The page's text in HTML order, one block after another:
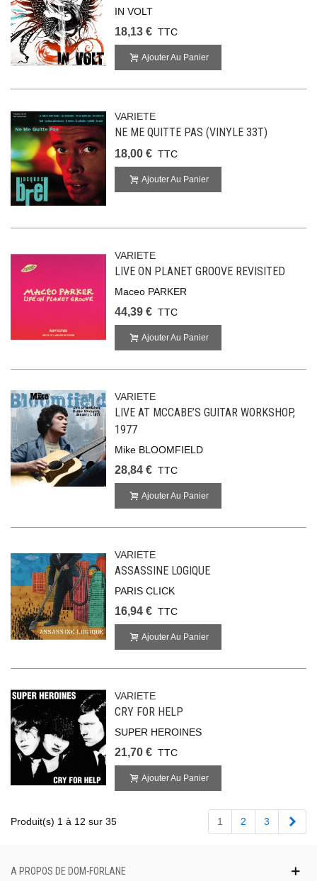
IN VOLT
18,13 € TTC
Ajouter Au Panier
VARIETE
NE ME QUITTE PAS (VINYLE 33T)
18,00 € TTC
Ajouter Au Panier
VARIETE
LIVE ON PLANET GROOVE REVISITED
Maceo PARKER
44,39 € TTC
Ajouter Au Panier
VARIETE
LIVE AT MCCABE’S GUITAR WORKSHOP,
1977
Mike BLOOMFIELD
28,84 € TTC
Ajouter Au Panier
VARIETE
ASSASSINE LOGIQUE
PARIS CLICK
16,94 € TTC
Ajouter Au Panier
VARIETE
CRY FOR HELP
SUPER HEROINES
21,70 € TTC
Ajouter Au Panier
Produit(s) 1 à 12 sur 35 1 2 3
A PROPOS DE DOM-FORLANE